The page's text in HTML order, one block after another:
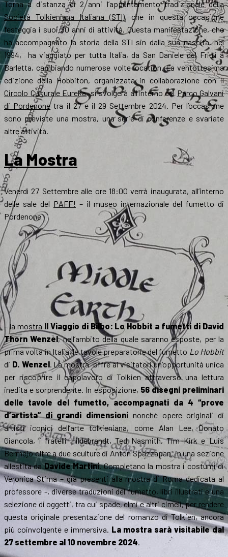
Torna a distanza di 2 anni l’appuntamento tradizionale della
Società Tolkieniana Italiana (STI), che in questa occasione
festeggia i suoi 30 anni di attività. Questa manifestazione, che
ha accompagnato la storia della STI sin dalla sua nascita, nel
1994, ha viaggiato per tutta Italia, da San Daniele del Friuli a
Barletta, cambiando numerose volte location. La ventottesima
edizione della Hobbiton, organizzata in collaborazione con il
Circolo Culturale Eureka, si svolgerà all’interno del Parco Galvani
di Pordenonetra il 27 e il 29 Settembre 2024. Per l’occasione
sono previste una mostra, una serie di conferenze e svariate
altre attività.
La Mostra
Venerdì 27 Settembre alle ore 18:00 verrà inaugurata, all’interno
delle sale del PAFF! – il museo internazionale del fumetto di
Pordenone
– la mostra Il Viaggio di Bilbo: Lo Hobbit a fumetti di David
Thorn Wenzel, nell’ambito della quale saranno esposte, per la
prima volta in Italia, le tavole preparatorie del fumetto Lo Hobbit
di D. Wenzel. La mostra offre ai visitatori un’opportunità unica
per riscoprire il capolavoro di Tolkien attraverso una lettura
inedita e sorprendente. In esposizione, 56 disegni preliminari
delle tavole del fumetto, accompagnati da 4 “prove
d’artista” di grandi dimensioni nonché opere originali di
artisti iconici dell’arte tolkieniana, come Alan Lee, Donato
Giancola, i fratelli Hildebrandt, Ted Nasmith, Tim Kirk e Luis
Bermejo oltre a due sculture di Anton Spazzapan, in una sezione
allestita daDavide Martini. Completano la mostra i costumi di
Veronica Stima – già presenti alla mostra di Roma dedicata al
professore -, diverse traduzioni del fumetto, libri illustrati e una
selezione di oggetti, tra cui spade, elmi e altri cimeli, per rendere
questa originale presentazione del romanzo di Tolkien, ancora
più coinvolgente e immersiva. La mostra sarà visitabile dal
27 settembre al 10 novembre 2024.